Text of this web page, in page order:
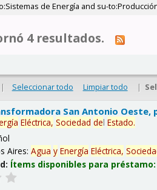
de Energía and su-
4 resultados.
| Seleccionar todo Limpiar todo |
San Antonio Oeste,
Eléctrica, Sociedad delEstado.
Aires:Agua y Energía Eléctrica,
Ítems disponibles para